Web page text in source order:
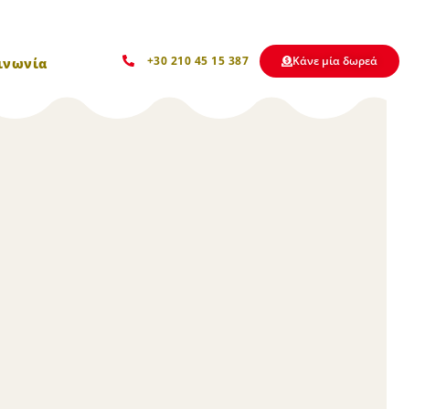
+30 210 45 15 387 Kάνε μία δωρεά